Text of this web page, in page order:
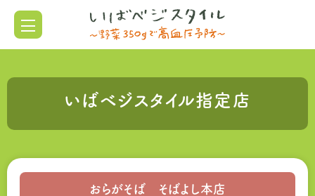
いばベジスタイル指定店
おらがそば そばよし本店